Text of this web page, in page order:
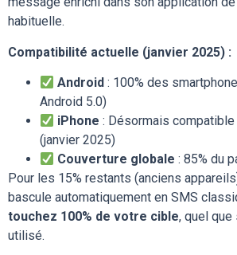
habituelle.
Compatibilité actuelle (janvier 2025) :
Android : 100% des
Android 5.0)
iPhone : Désormais
(janvier 2025)
Couverture globale : 85% du
Pour les 15% restants (anciens
bascule automatiquement en SMS
touchez 100% de votre cible, quel que
utilisé.